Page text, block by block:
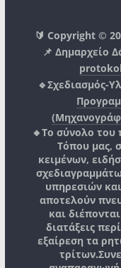
🔰 Copyright ©
📌 Δημαρχείο
🔹Σχεδιασμός-
🔸Το σύνολο του
Τόπου μας,
κειμένων,
υπηρεσιών
αποτελούν
και
διατάξεις
εξαίρεση τα
τρίτων.